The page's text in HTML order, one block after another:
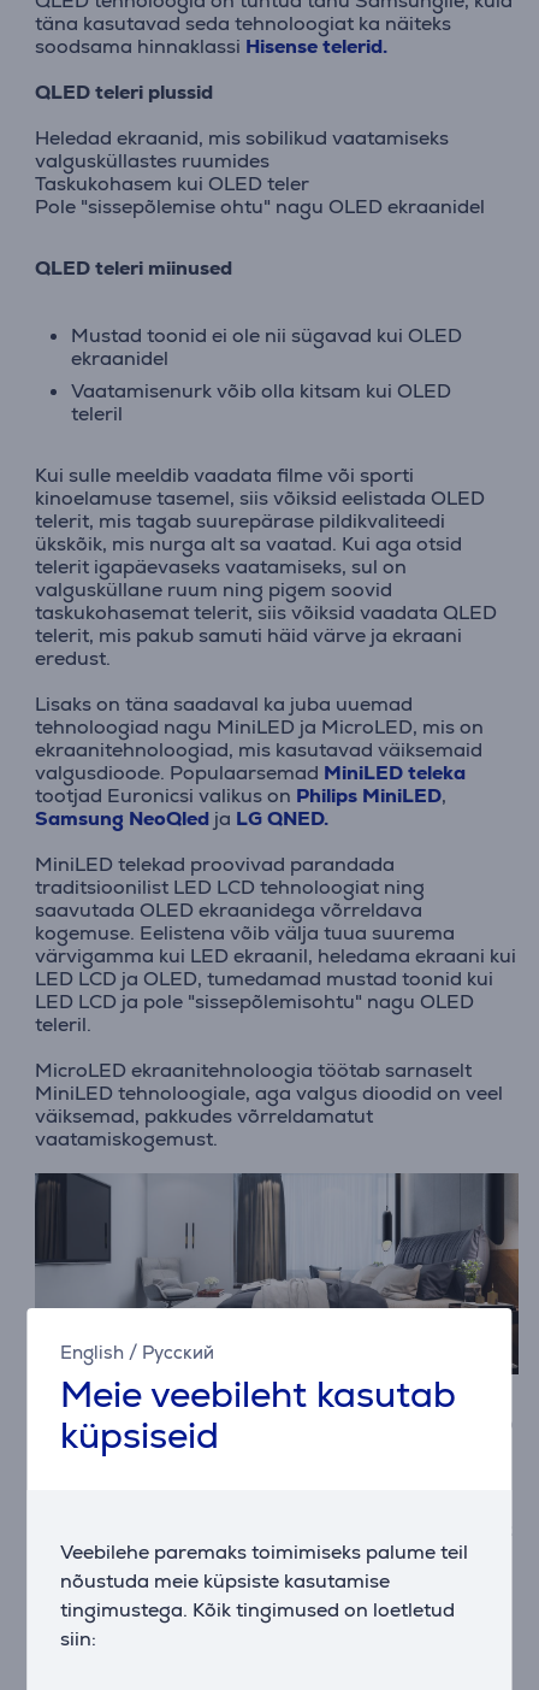
English / Русский
Meie veebileht kasutab
küpsiseid
Veebilehe paremaks toimimiseks palume teil
nõustuda meie küpsiste kasutamise
tingimustega. Kõik tingimused on loetletud
siin:
täna kasutavad seda tehnoloogiat ka näiteks
soodsama hinnaklassi Hisense telerid.
QLED teleri plussid
Heledad ekraanid, mis sobilikud vaatamiseks
valgusküllastes ruumides
Taskukohasem kui OLED teler
Pole "sissepõlemise ohtu" nagu OLED ekraanidel
QLED teleri miinused
Mustad toonid ei ole nii sügavad kui OLED
ekraanidel
Vaatamisenurk võib olla kitsam kui OLED
teleril
Kui sulle meeldib vaadata filme või sporti
kinoelamuse tasemel, siis võiksid eelistada OLED
telerit, mis tagab suurepärase pildikvaliteedi
ükskõik, mis nurga alt sa vaatad. Kui aga otsid
telerit igapäevaseks vaatamiseks, sul on
valgusküllane ruum ning pigem soovid
taskukohasemat telerit, siis võiksid vaadata QLED
telerit, mis pakub samuti häid värve ja ekraani
eredust.
Lisaks on täna saadaval ka juba uuemad
tehnoloogiad nagu MiniLED ja MicroLED, mis on
ekraanitehnoloogiad, mis kasutavad väiksemaid
valgusdioode. Populaarsemad MiniLED teleka
tootjad Euronicsi valikus on Philips MiniLED,
Samsung NeoQledja LG QNED.
MiniLED telekad proovivad parandada
traditsioonilist LED LCD tehnoloogiat ning
saavutada OLED ekraanidega võrreldava
kogemuse. Eelistena võib välja tuua suurema
värvigamma kui LED ekraanil, heledama ekraani kui
LED LCD ja OLED, tumedamad mustad toonid kui
LED LCD ja pole "sissepõlemisohtu" nagu OLED
teleril.
MicroLED ekraanitehnoloogia töötab sarnaselt
MiniLED tehnoloogiale, aga valgus dioodid on veel
väiksemad, pakkudes võrreldamatut
vaatamiskogemust.
Teleri ekraani resolutsioon 8K, 4K, Ultra HD
või HD
ja detailsus teleril on.
Resolutsiooni tüübid: